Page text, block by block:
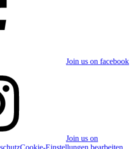
Join us on facebook
Join us on